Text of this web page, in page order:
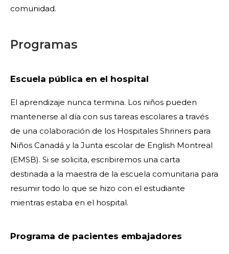
comunidad.
Programas
Escuela pública en el hospital
El aprendizaje nunca termina. Los niños pueden
mantenerse al día con sus tareas escolares a través
de una colaboración de los Hospitales Shriners para
Niños Canadá y la Junta escolar de English Montreal
(EMSB). Si se solicita, escribiremos una carta
destinada a la maestra de la escuela comunitaria para
resumir todo lo que se hizo con el estudiante
mientras estaba en el hospital.
Programa de pacientes embajadores